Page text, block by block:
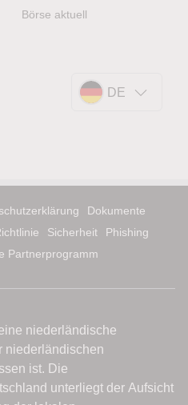
Börse aktuell
DE
Dokumente
Sicherheit
Phishing
Partnerprogramm